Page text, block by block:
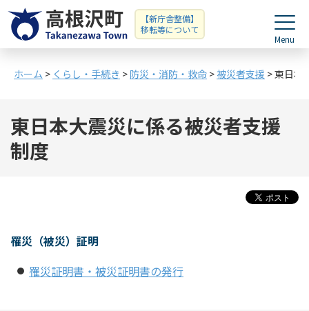
【新庁舎整備】
移転等について
ホーム > くらし・手続き > 防災・消防・救命 > 被災者支援 > 東日本
東日本大震災に係る被災者支援
制度
罹災（被災）証明
罹災証明書・被災証明書の発行